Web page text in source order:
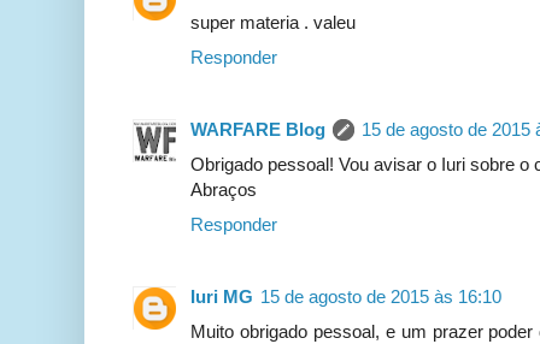
super materia . valeu
Responder
WARFARE Blog
15 de agosto de 2015
Obrigado pessoal! Vou avisar o Iuri sobre o
Abraços
Responder
Iuri MG 15 de agosto de 2015 às 16:10
Muito obrigado pessoal, e um prazer